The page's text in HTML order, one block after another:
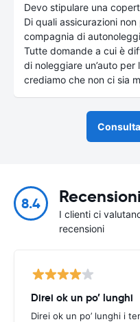
Devo stipulare una
Di quali assicurazioni
compagnia di
Tutte domande a cui è
di noleggiare un’auto
crediamo che non ci sia
8.4
I clienti ci
recensioni
Direi ok un po’ lunghi
Direi ok un po’ lunghi i